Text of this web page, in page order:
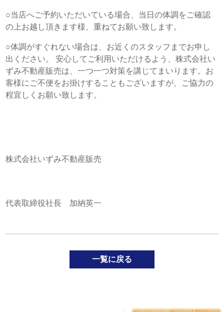
○当店へご予約いただいている場合、当日の体調をご確認
の上お越し頂きます様、重ねてお願い致します。
○体調がすぐれない場合は、お近くのスタッフまでお申し
出ください。 安心してご利用いただけるよう、株式会社い
ずみ不動産販売は、一つ一つ対策を講じてまいります。お
客様にご不便をお掛けすることもございますが、ご協力の
程宜しくお願い致します。
株式会社いずみ不動産販売
代表取締役社長 加納英一
一覧に戻る